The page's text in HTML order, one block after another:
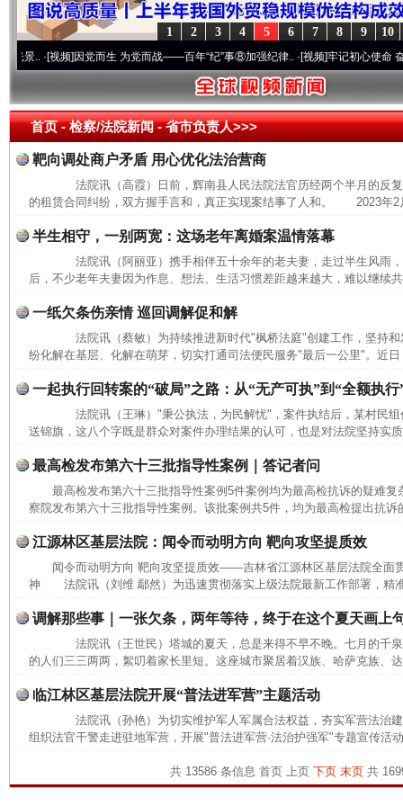
10
9
8
7
6
5
4
3
2
1
·[视频]因党而生 为党而战——百年“纪”事⑧加强纪律..·[视频]牢记初心使命 奋进复兴
首页- 检察/法院新闻 -省市负责人>>>
靶向调处商户矛盾 用心优化法治营商
法院讯（高霞）日前，辉南县人民法院法官历经两个半月的反
的租赁合同纠纷，双方握手言和，真正实现案结事了人和。 2023年2
半生相守，一别两宽：这场老年离婚案温情落幕
法院讯（阿丽亚）携手相伴五十余年的老夫妻，走过半生风雨
后，不少老年夫妻因为作息、想法、生活习惯差距越来越大，难以继续
一纸欠条伤亲情 巡回调解促和解
法院讯（蔡敏）为持续推进新时代"枫桥法庭"创建工作，坚持和
纷化解在基层、化解在萌芽，切实打通司法便民服务"最后一公里"。近
一起执行回转案的“破局”之路：从“无产可执”到“全额执行
法院讯（王琳）"秉公执法，为民解忧"，案件执结后，某村民组
送锦旗，这八个字既是群众对案件办理结果的认可，也是对法院坚持实
最高检发布第六十三批指导性案例｜答记者问
最高检发布第六十三批指导性案例5件案例均为最高检抗诉的疑
察院发布第六十三批指导性案例。该批案例共5件，均为最高检提出抗诉
江源林区基层法院：闻令而动明方向 靶向攻坚提质效
闻令而动明方向 靶向攻坚提质效——吉林省江源林区基层法院全面
神 法院讯（刘维 鄢然）为迅速贯彻落实上级法院最新工作部署，精
调解那些事｜一张欠条，两年等待，终于在这个夏天画上
法院讯（王世民）塔城的夏天，总是来得不早不晚。七月的千
的人们三三两两，絮叨着家长里短。这座城市聚居着汉族、哈萨克族、
临江林区基层法院开展“普法进军营”主题活动
法院讯（孙艳）为切实维护军人军属合法权益，夯实军营法治
组织法官干警走进驻地军营，开展"普法进军营·法治护强军"专题宣传活
共 13586 条信息 首页 上页 下页 末页共
网上购药对药下症？
这是一记警钟！ 谢
今